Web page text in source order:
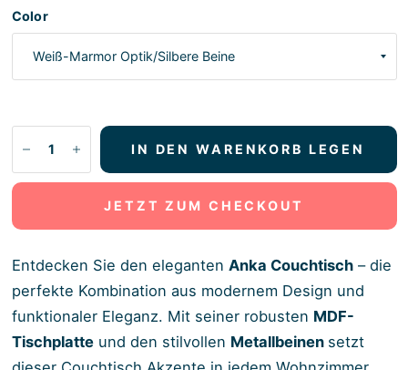
Color
IN DEN WARENKORB LEGEN
JETZT ZUM CHECKOUT
Entdecken Sie den eleganten Anka Couchtisch– die
perfekte Kombination aus modernem Design und
funktionaler Eleganz. Mit seiner robusten MDF-
Tischplatteund den stilvollen Metallbeinen setzt